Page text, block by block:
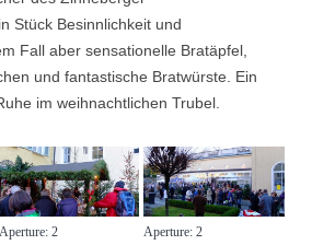
Stück Besinnlichkeit und
Fall aber sensationelle Bratäpfel,
und fantastische Bratwürste. Ein
im weihnachtlichen Trubel.
Aperture: 2
Aperture: 2